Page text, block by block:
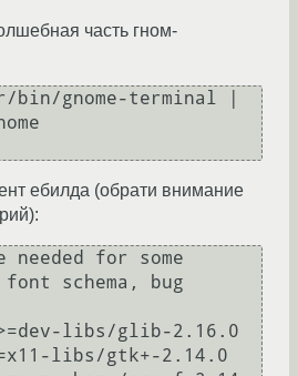
часть гном-
gnome-terminal |
ебилда (обрати внимание
needed for some
font schema, bug
libs/glib-2.16.0